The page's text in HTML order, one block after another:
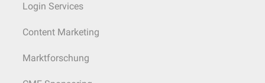
Login Services
Content Marketing
Marktforschung